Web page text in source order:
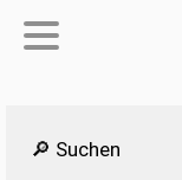
🔎 Suchen